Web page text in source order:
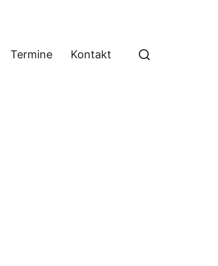
Termine Kontakt